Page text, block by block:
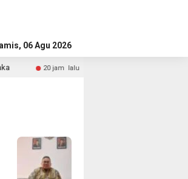
06 Agu 2026
Keluargaku, Merdeka Negeriku